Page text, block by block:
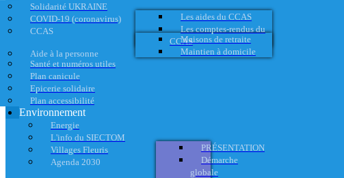
Solidarité UKRAINE
COVID-19 (coronavirus)
CCAS
Les aides du CCAS
Les comptes-rendus du
CCAS
Aide à la personne
Maisons de retraite
Maintien à domicile
Santé et numéros utiles
Plan canicule
Epicerie solidaire
Plan accessibilité
Environnement
Energie
L'info du SIECTOM
Villages Fleuris
Agenda 2030
PRÉSENTATION
Démarche
globale